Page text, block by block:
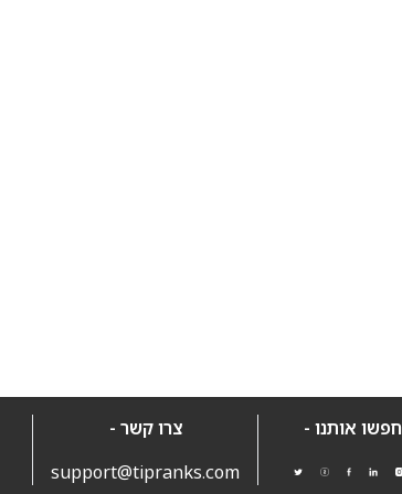
חפשו אותנו -
צרו קשר -
support@tipranks.com